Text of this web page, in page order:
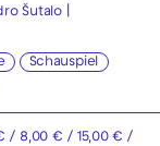
Šutalo |
Schauspiel
/ 8,00 € / 15,00 € /